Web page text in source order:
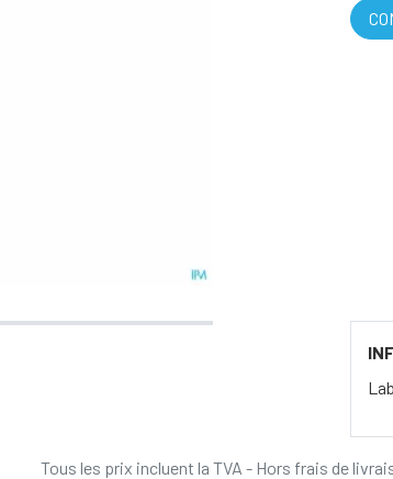
Tous les prix incluent la TVA - Hors frais de